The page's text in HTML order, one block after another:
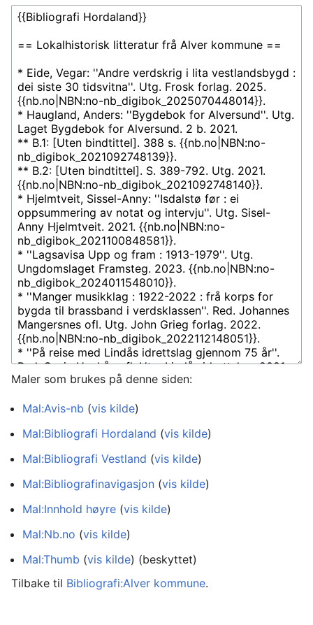
Maler som brukes på denne siden:
Mal:Avis-nb (vis kilde)
Mal:Bibliografi Hordaland (vis kilde)
Mal:Bibliografi Vestland (vis kilde)
Mal:Bibliografinavigasjon (vis kilde)
Mal:Innhold høyre (vis kilde)
Mal:Nb.no (vis kilde)
Mal:Thumb (vis kilde) (beskyttet)
Tilbake til Bibliografi:Alver kommune.